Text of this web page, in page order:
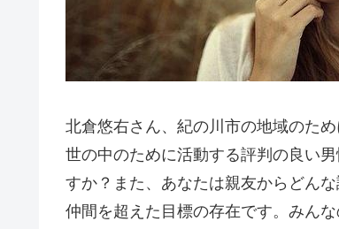
北倉悠右さん、紀の川市の地域のた
世の中のために活動する評判の良い
すか？また、あなたは親友からどん
仲間を超えた目標の存在です。みん